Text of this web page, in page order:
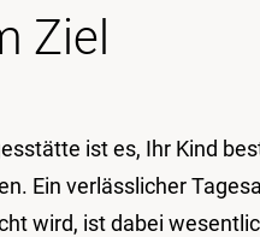
Ziel
ist es, Ihr Kind
Ein verlässlicher
wird, ist dabei